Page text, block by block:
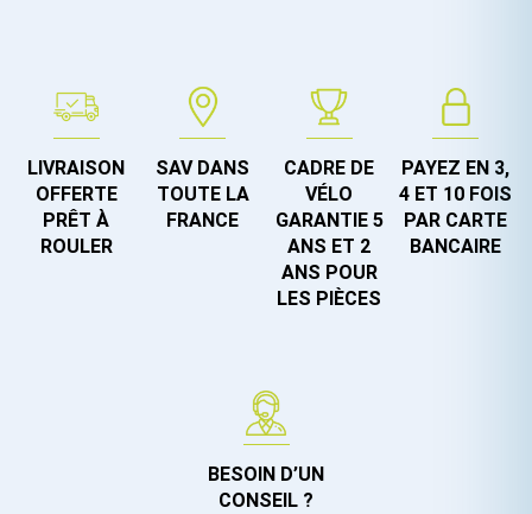
LIVRAISON
OFFERTE
PRÊT À
ROULER
SAV DANS
TOUTE LA
FRANCE
CADRE DE
VÉLO
GARANTIE 5
ANS ET 2
ANS POUR
LES PIÈCES
PAYEZ EN 3,
4 ET 10 FOIS
PAR CARTE
BANCAIRE
BESOIN D’UN
CONSEIL ?